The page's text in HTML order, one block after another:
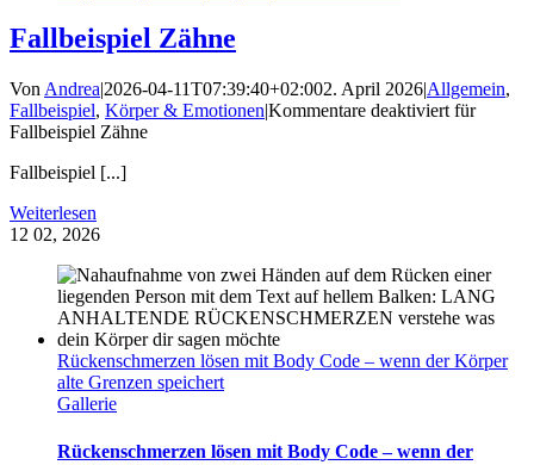
Fallbeispiel Zähne
Von Andrea|2026-04-11T07:39:40+02:002. April 2026|Allgemein,
Fallbeispiel, Körper & Emotionen|Kommentare deaktiviert für
Fallbeispiel Zähne
Fallbeispiel [...]
Weiterlesen
12 02, 2026
Rückenschmerzen lösen mit Body Code – wenn der Körper
alte Grenzen speichert
Gallerie
Rückenschmerzen lösen mit Body Code – wenn der